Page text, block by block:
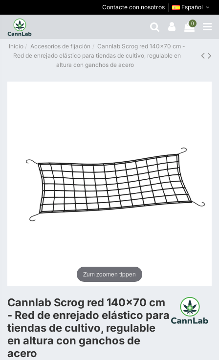
Contacte con nosotros Español
0
Inicio Accesorios de fijación
Cannlab Scrog red 140x70 cm -
Red de enrejado elástico para tiendas de cultivo, regulable en
altura con ganchos de acero
Zum zoomen tippen
Cannlab Scrog red 140x70 cm
- Red de enrejado elástico para
tiendas de cultivo, regulable
en altura con ganchos de
acero